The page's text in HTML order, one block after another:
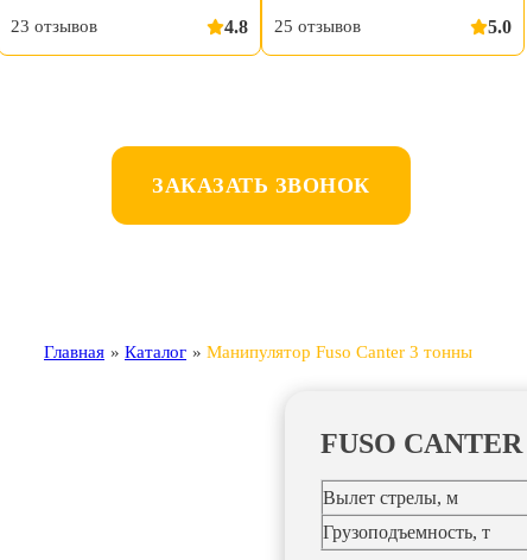
23 отзывов 4.8 25 отзывов 5.0
ЗАКАЗАТЬ ЗВОНОК
Главная » Каталог » Манипулятор Fuso Canter 3 тонны
FUSO CANTER
Вылет стрелы, м
Грузоподъемность, т